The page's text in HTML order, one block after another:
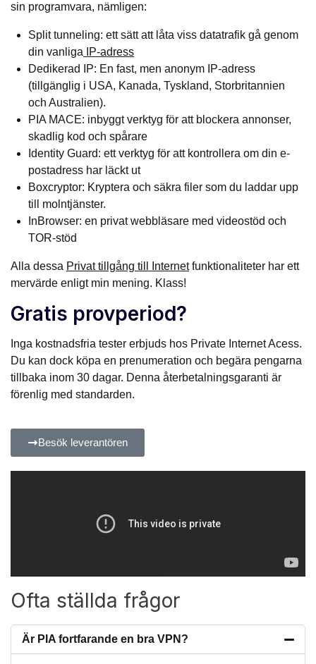
sin programvara, nämligen:
Split tunneling: ett sätt att låta viss datatrafik gå genom
din vanliga IP-adress
Dedikerad IP: En fast, men anonym IP-adress
(tillgänglig i USA, Kanada, Tyskland, Storbritannien
och Australien).
PIA MACE: inbyggt verktyg för att blockera annonser,
skadlig kod och spårare
Identity Guard: ett verktyg för att kontrollera om din e-
postadress har läckt ut
Boxcryptor: Kryptera och säkra filer som du laddar upp
till molntjänster.
InBrowser: en privat webbläsare med videostöd och
TOR-stöd
Alla dessa Privat tillgång till Internetfunktionaliteter har ett
mervärde enligt min mening. Klass!
Gratis provperiod?
Inga kostnadsfria tester erbjuds hos Private Internet Acess.
Du kan dock köpa en prenumeration och begära pengarna
tillbaka inom 30 dagar. Denna återbetalningsgaranti är
förenlig med standarden.
Besök leverantören
Ofta ställda frågor
Är PIA fortfarande en bra VPN?